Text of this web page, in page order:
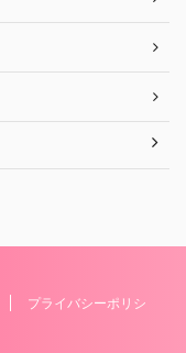
プライバシーポリシ